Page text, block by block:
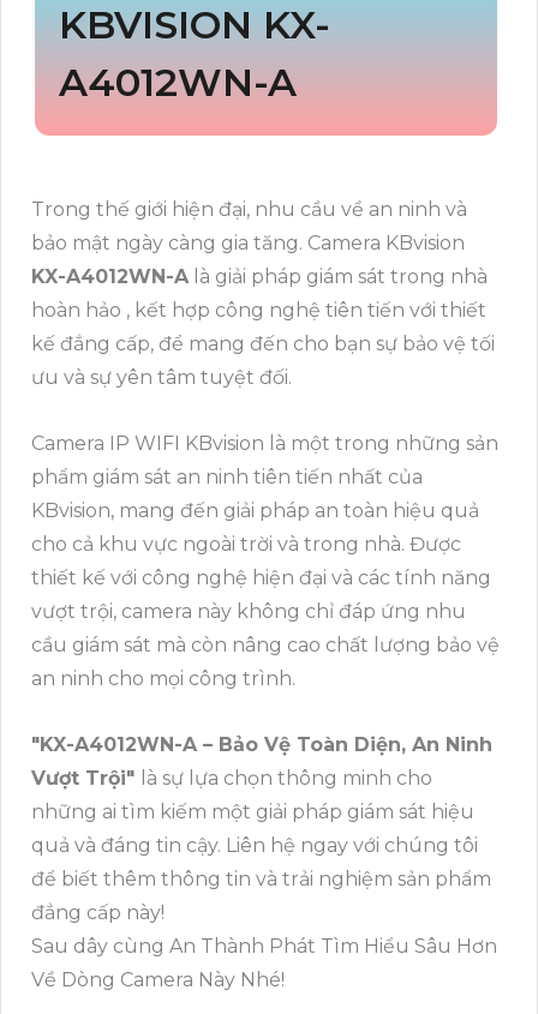
KBVISION KX-
A4012WN-A
Trong thế giới hiện đại, nhu cầu về an ninh và
bảo mật ngày càng gia tăng. Camera KBvision
KX-A4012WN-Alà giải pháp giám sát trong nhà
hoàn hảo , kết hợp công nghệ tiên tiến với thiết
kế đẳng cấp, để mang đến cho bạn sự bảo vệ tối
ưu và sự yên tâm tuyệt đối.
Camera IP WIFI KBvision là một trong những sản
phẩm giám sát an ninh tiên tiến nhất của
KBvision, mang đến giải pháp an toàn hiệu quả
cho cả khu vực ngoài trời và trong nhà. Được
thiết kế với công nghệ hiện đại và các tính năng
vượt trội, camera này không chỉ đáp ứng nhu
cầu giám sát mà còn nâng cao chất lượng bảo vệ
an ninh cho mọi công trình.
"KX-A4012WN-A – Bảo Vệ Toàn Diện, An Ninh
Vượt Trội" là sự lựa chọn thông minh cho
những ai tìm kiếm một giải pháp giám sát hiệu
quả và đáng tin cậy. Liên hệ ngay với chúng tôi
để biết thêm thông tin và trải nghiệm sản phẩm
đẳng cấp này!
Sau dây cùng An Thành Phát Tìm Hiểu Sâu Hơn
Về Dòng Camera Này Nhé!